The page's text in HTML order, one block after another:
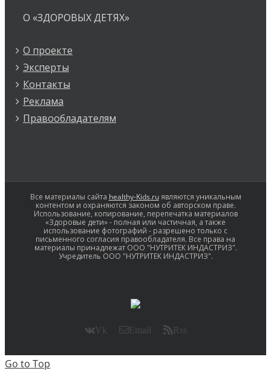
О «ЗДОРОВЫХ ДЕТЯХ»
О проекте
Эксперты
Контакты
Реклама
Правообладателям
Все материалы сайта healthy-Kids.ruявляются уникальным
контентом и охраняются законом об авторском праве.
Использование, копирование, перепечатка материалов
«Здоровые дети» - полная или частичная, а также
использование фотографий - разрешено только с
письменного согласия правообладателя. Все права на
материалы принадлежат ООО "НУТРИТЕК ИНДАСТРИЗ".
Учредитель ООО "НУТРИТЕК ИНДАСТРИЗ".
Vk Email Rss
Go to Top